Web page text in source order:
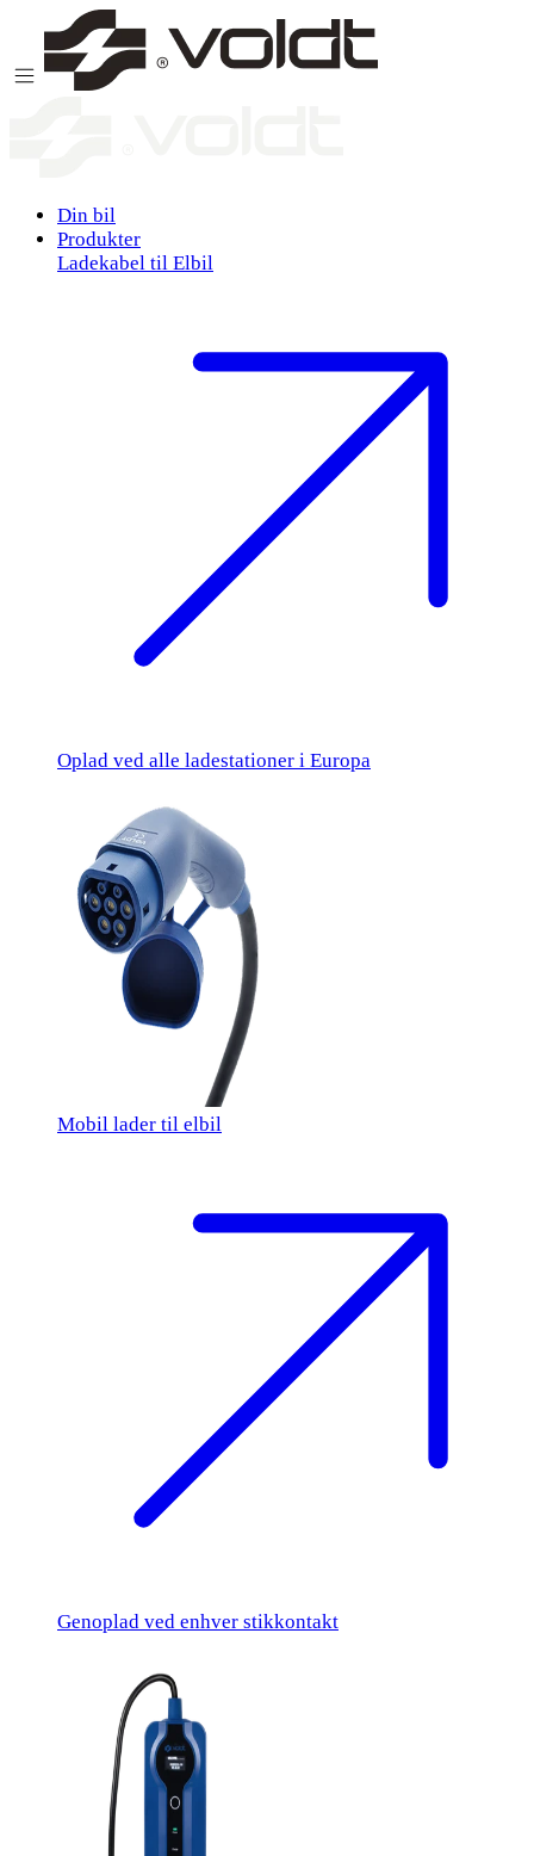
Gå til indhold
Din bil
Produkter
Ladekabel til Elbil
Oplad ved alle ladestationer i Europa
Mobil lader til elbil
Genoplad ved enhver stikkontakt